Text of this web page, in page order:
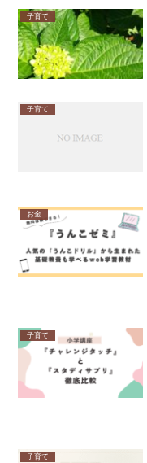
子育て
子育て
お金
子育て
子育て